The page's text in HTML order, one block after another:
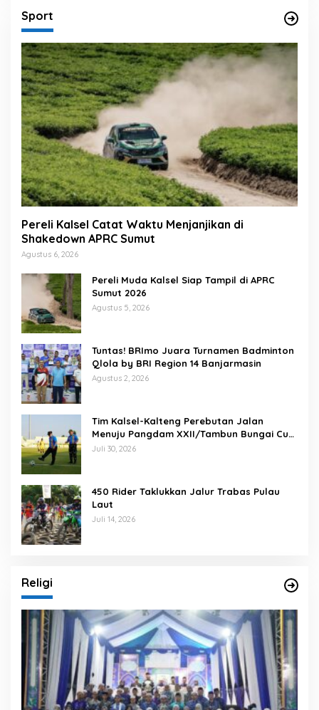
Sport
Pereli Kalsel Catat Waktu Menjanjikan di
Shakedown APRC Sumut
Agustus 6, 2026
Pereli Muda Kalsel Siap Tampil di APRC
Sumut 2026
Agustus 5, 2026
Tuntas! BRImo Juara Turnamen Badminton
Qlola by BRI Region 14 Banjarmasin
Agustus 2, 2026
Tim Kalsel-Kalteng Perebutan Jalan
Menuju Pangdam XXII/Tambun Bungai Cup
Banjarmasin
Juli 30, 2026
450 Rider Taklukkan Jalur Trabas Pulau
Laut
Juli 14, 2026
Religi